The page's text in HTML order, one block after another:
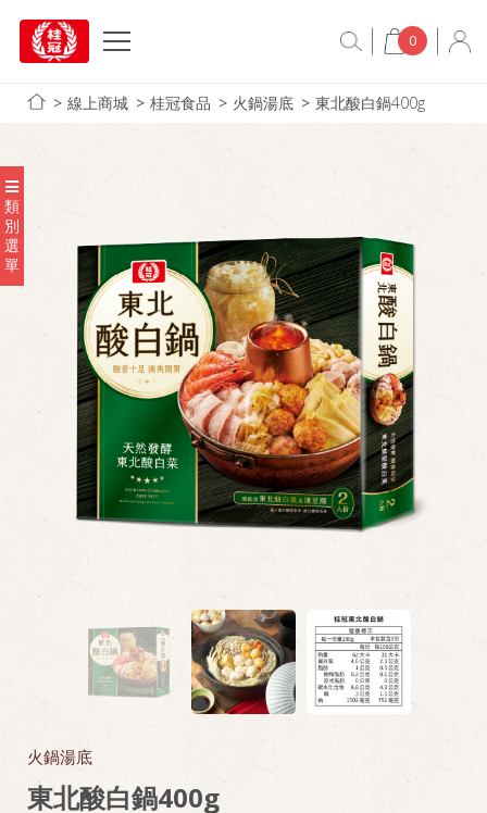
0
線上商城 桂冠食品 火鍋湯底 東北酸白鍋400g
類
別
選
單
火鍋湯底
東北酸白鍋400g